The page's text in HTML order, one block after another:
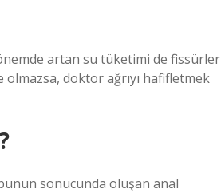
artan su tüketimi de fissürler
doktor ağrıyı hafifletmek
sonucunda oluşan anal